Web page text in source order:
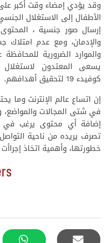
وقد يؤدي إمضاء وقت أكبر
الأطفال إلى الاستغلال
إرسال صور جنسية ، المحتوى
والإدمان، ومع عدم امتلاك
والموارد الضرورية
يسعى المعتدون
كوفيدء 19 لتحقيق أهدافهم.
إن اتساع عالم الإنترنت وما
في شتى المجالات
إضافة أي محتوى يرغب
تصرف يريده من ناحية
خطورتها، وأهمية اتخاذ